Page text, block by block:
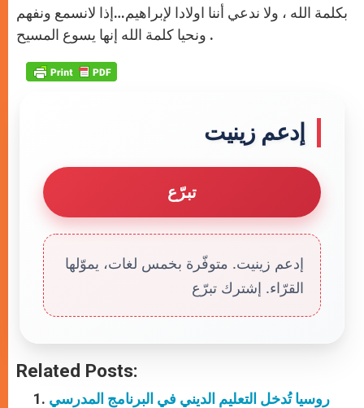
بكلمة الله ، ولا ندعي أننا اولادا لإبراهيم…إذا لانسمع ونفهم
ونحيا كلمة الله إنها يسوع المسيح .
إدعم زينيت
تبرّع
إدعم زينيت. متوفّرة بخمس لغات، يموّلها
القرّاء. إشترك تبرّع
Related Posts:
روسيا تُدخل التعليم الديني في البرنامج المدرسي